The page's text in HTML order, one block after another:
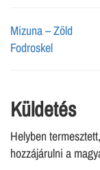
Mizuna – Zöld
Fodroskel
Küldetés
Helyben
hozzájárulni a